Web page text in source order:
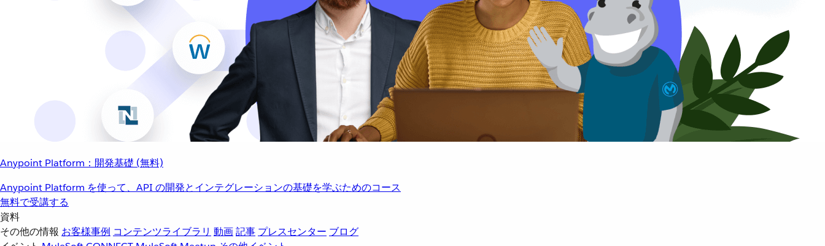
Anypoint Platform：開発基礎 (無料)
Anypoint Platform を使って、API の開発とインテグレーションの基礎を学ぶためのコース
無料で受講する
資料
その他の情報 お客様事例 コンテンツライブラリ 動画記事 プレスセンター ブログ